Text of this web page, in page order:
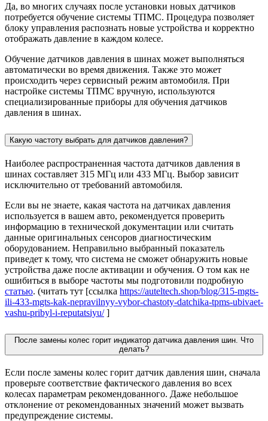
Да, во многих случаях после установки новых датчиков
потребуется обучение системы ТПМС. Процедура позволяет
блоку управления распознать новые устройства и корректно
отображать давление в каждом колесе.
Обучение датчиков давления в шинах может выполняться
автоматически во время движения. Также это может
происходить через сервисный режим автомобиля. При
настройке системы ТПМС вручную, используются
специализированные приборы для обучения датчиков
давления в шинах.
Какую частоту выбрать для датчиков давления?
Наиболее распространенная частота датчиков давления в
шинах составляет 315 МГц или 433 МГц. Выбор зависит
исключительно от требований автомобиля.
Если вы не знаете, какая частота на датчиках давления
используется в вашем авто, рекомендуется проверить
информацию в технической документации или считать
данные оригинальных сенсоров диагностическим
оборудованием. Неправильно выбранный показатель
приведет к тому, что система не сможет обнаружить новые
устройства даже после активации и обучения. О том как не
ошибиться в выборе частоты мы подготовили подробную
статью. (читать тут [ссылка https://auteltech.shop/blog/315-mgts-
ili-433-mgts-kak-nepravilnyy-vybor-chastoty-datchika-tpms-ubivaet-
vashu-pribyl-i-reputatsiyu/]
После замены колес горит индикатор датчика давления шин. Что
делать?
Если после замены колес горит датчик давления шин, сначала
проверьте соответствие фактического давления во всех
колесах параметрам рекомендованного. Даже небольшое
отклонение от рекомендованных значений может вызвать
предупреждение системы.